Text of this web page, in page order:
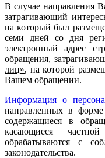
В случае направления
затрагивающий
на который был
семи дней со дня
электронный адрес
обращения,
лиц», на которой
Вашем обращении.
Информация о
направленных в форме
содержащиеся в
касающиеся
обрабатываются с
законодательства.